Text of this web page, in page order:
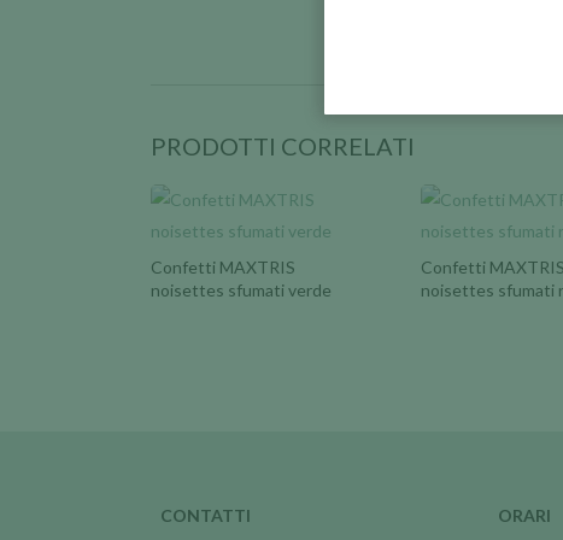
PRODOTTI CORRELATI
Confetti MAXTRIS
noisettes sfumati verde
Confetti MAXTRIS
noisettes sfumati
CONTATTI ORARI